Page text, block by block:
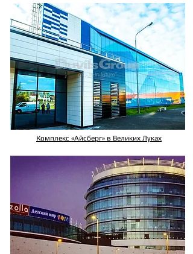
Комплекс «Айсберг» в Великих Луках